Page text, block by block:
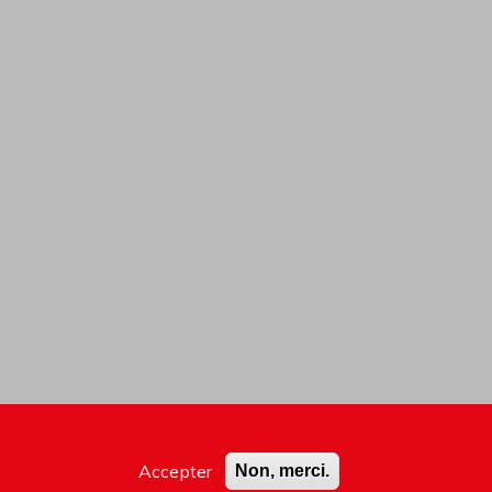
Accepter Non, merci.